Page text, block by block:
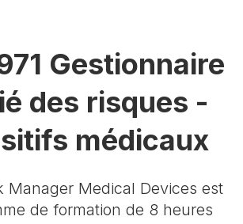
Gestionnaire
des risques -
médicaux
Manager Medical Devices est
de formation de 8 heures